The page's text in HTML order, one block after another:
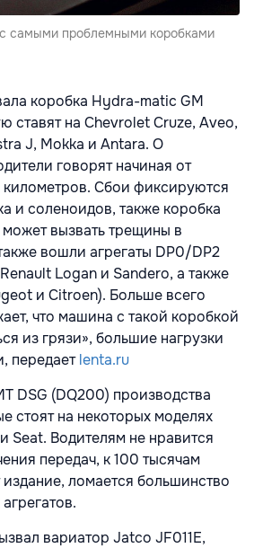
самыми проблемными коробками
коробка Hydra-matic GM
ставят на Chevrolet Cruze, Aveo,
J, Mokka и Antara. О
говорят начиная от
километров. Сбои фиксируются
и соленоидов, также коробка
может вызвать трещины в
вошли агрегаты DP0/DP2
Logan и Sandero, а также
и Citroen). Больше всего
что машина с такой коробкой
из грязи», большие нагрузки
передаетlenta.ru
DSG (DQ200) производства
стоят на некоторых моделях
Seat. Водителям не нравится
передач, к 100 тысячам
ломается большинство
вариатор Jatco JF011E,